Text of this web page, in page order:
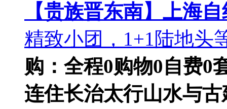
【贵族晋东南】上海
精致小团，1+1陆地头
购：全程0购物0自费0
连住长治太行山水与